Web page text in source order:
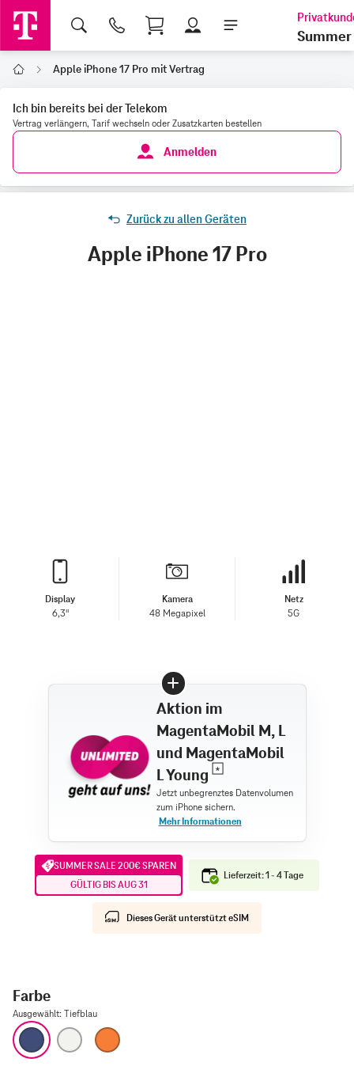
Shopping Cart
Summer
Home Apple iPhone 17 Pro mit Vertrag
Ich bin bereits bei der Telekom
Vertrag verlängern, Tarif wechseln oder Zusatzkarten bestellen
Anmelden
Zurück zu allen Geräten
Apple iPhone 17 Pro
Display
6,3"
Kamera
48 Megapixel
Netz
5G
Aktion im
MagentaMobil M, L
und MagentaMobil
L Young
SUMMER SALE 200€ SPAREN
GÜLTIG BIS AUG 31
Lieferzeit: 1 - 4 Tage
Dieses Gerät unterstützt eSIM
Farbe
Ausgewählt: Tiefblau
Tiefblau Silber